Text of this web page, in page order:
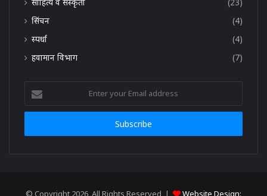
सिंचन
(4)
स्पर्धा
(4)
हवामान विभाग
(7)
your
Email
© Copyright 2026, All Rights Reserved | Website Design: